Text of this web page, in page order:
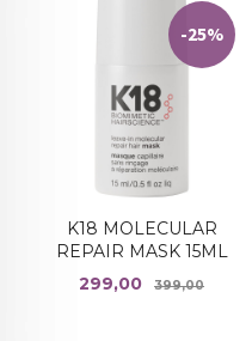
K18 MOLECULAR
REPAIR MASK 15ML
Tilbud
299,00 399,00Rabatt
-25%